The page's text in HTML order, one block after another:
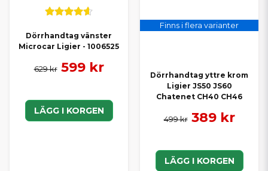
Dörrhandtag vänster
Microcar Ligier - 1006525
629 kr 599 kr
LÄGG I KORGEN
Finns i flera varianter
Dörrhandtag yttre krom
Ligier JS50 JS60
Chatenet CH40 CH46
499 kr 389 kr
LÄGG I KORGEN